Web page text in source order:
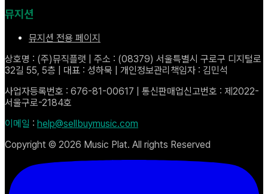
뮤지션
뮤지션 전용 페이지
상호명 : (주)뮤직플랫 | 주소 : (08379) 서울특별시 구로구 디지털로
32길 55, 5층 | 대표 : 성하묵 | 개인정보관리책임자 : 김민석
사업자등록번호 : 676-81-00617 | 통신판매업신고번호 : 제2022-
서울구로-2184호
이메일 : help@sellbuymusic.com
Copyright © 2026 Music Plat. All rights Reserved